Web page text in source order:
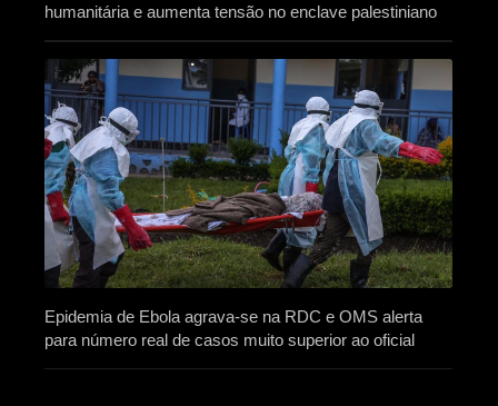
humanitária e aumenta tensão no enclave palestiniano
Epidemia de Ebola agrava-se na RDC e OMS alerta
para número real de casos muito superior ao oficial